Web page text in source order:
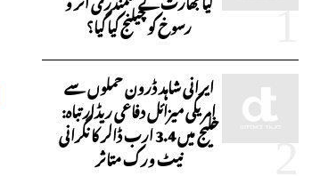
رسوخ کو چیلنج کیا گیا؟
ایرانی شاہد ڈرون حملوں سے
امریکی میزائل دفاعی ریڈار تباہ:
خلیج میں 3.4 ارب ڈالر کا نگرانی
نیٹ ورک متاثر